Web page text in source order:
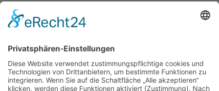
Presseecho
Internationaler Pfälzer Cup 13.3.2016 in Böhl-Iggelheim
Rheinland-Pfalz-Meisterschaften / Kunstradfahren /
Schifferstadt 10.5.2015
RTF-Eröffnungsfahrt 2015
Pfalzmeisterschaften / Kunstradfahren / Speyer 8.2.2015